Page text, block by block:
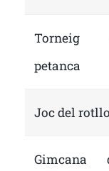
Torneig
petanca
Joc del rotllo
Gimcana